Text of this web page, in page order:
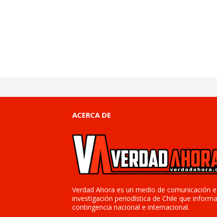
ACERCA DE
Verdad Ahora es un medio de comunicación e
investigación periodística de Chile que
contingencia nacional e internacional.